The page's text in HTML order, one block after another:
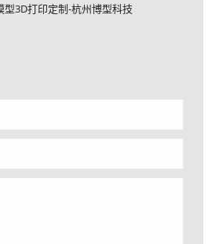
3D打印定制-杭州博型科技